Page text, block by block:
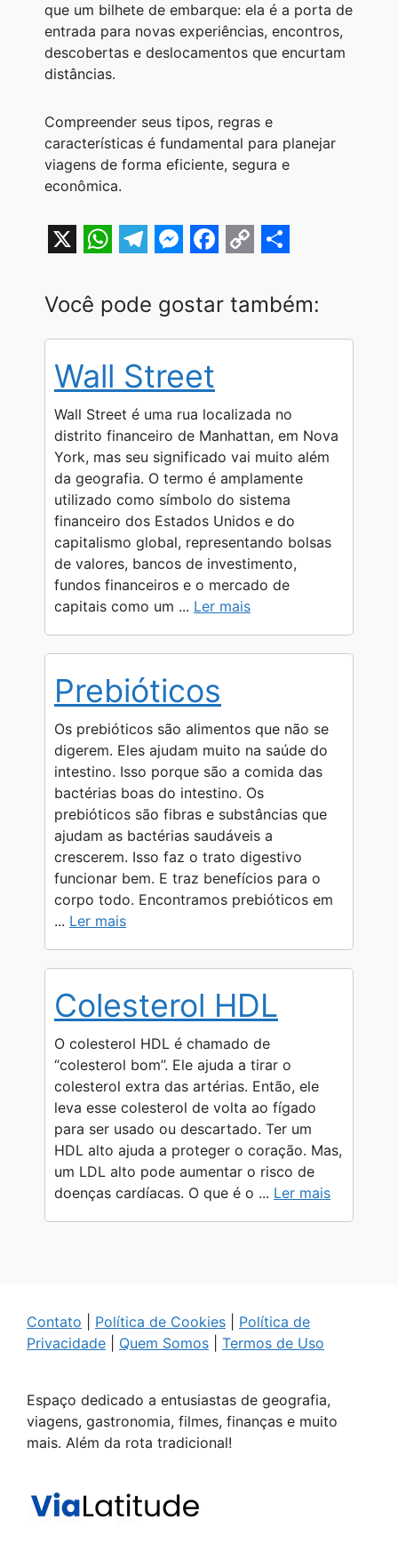
que um bilhete de embarque: ela é a porta de
entrada para novas experiências, encontros,
descobertas e deslocamentos que encurtam
distâncias.
Compreender seus tipos, regras e
características é fundamental para planejar
viagens de forma eficiente, segura e
econômica.
h
a
s
A
p
p
e
l
g
r
a
m
e
s
e
n
g
e
r
a
c
b
o
o
k
o
p
i
n
k
h
a
Você pode gostar também:
Wall Street
Wall Street é uma rua localizada no
distrito financeiro de Manhattan, em Nova
York, mas seu significado vai muito além
da geografia. O termo é amplamente
utilizado como símbolo do sistema
financeiro dos Estados Unidos e do
capitalismo global, representando bolsas
de valores, bancos de investimento,
fundos financeiros e o mercado de
capitais como um ... Ler mais
Prebióticos
Os prebióticos são alimentos que não se
digerem. Eles ajudam muito na saúde do
intestino. Isso porque são a comida das
bactérias boas do intestino. Os
prebióticos são fibras e substâncias que
ajudam as bactérias saudáveis a
crescerem. Isso faz o trato digestivo
funcionar bem. E traz benefícios para o
corpo todo. Encontramos prebióticos em
... Ler mais
Colesterol HDL
O colesterol HDL é chamado de
“colesterol bom”. Ele ajuda a tirar o
colesterol extra das artérias. Então, ele
leva esse colesterol de volta ao fígado
para ser usado ou descartado. Ter um
HDL alto ajuda a proteger o coração. Mas,
um LDL alto pode aumentar o risco de
doenças cardíacas. O que é o ... Ler mais
Contato Política de Cookies
Política de
Privacidade
Quem Somos Termos de Uso
Espaço dedicado a entusiastas de geografia,
viagens, gastronomia, filmes, finanças e muito
mais. Além da rota tradicional!